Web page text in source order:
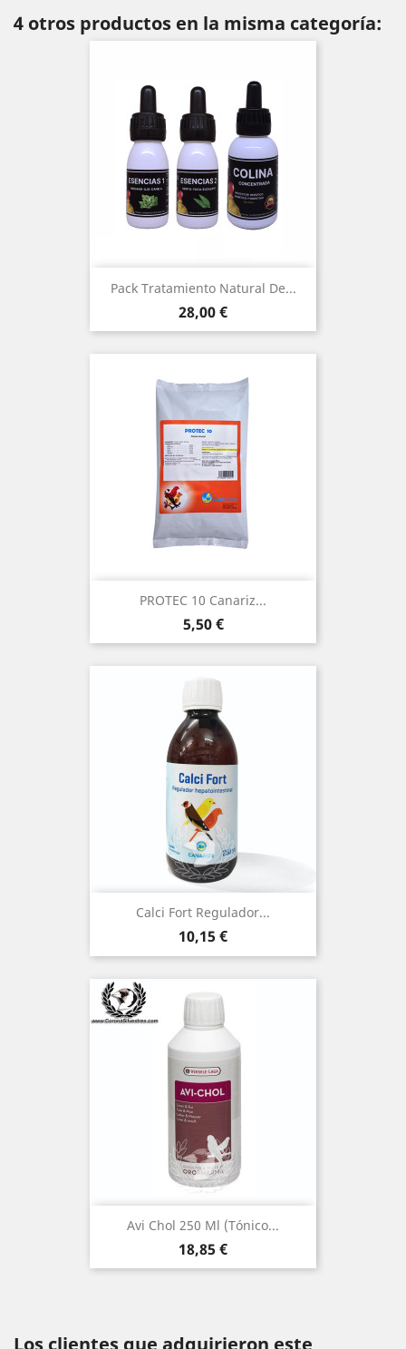
4 otros productos en la misma categoría:
Pack Tratamiento Natural De...
Precio
28,00 €
PROTEC 10 Canariz...
Precio
5,50 €
Calci Fort Regulador...
Precio
10,15 €
Avi Chol 250 Ml (tónico...
Precio
18,85 €
Los clientes que adquirieron este